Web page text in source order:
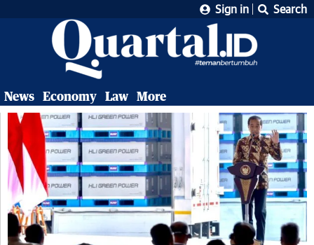
Sign in Search
News Economy Law More